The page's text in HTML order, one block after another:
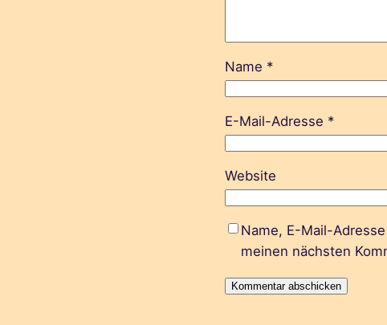
Name *
E-Mail-Adresse *
Website
Name, E-Mail-
meinen nächsten